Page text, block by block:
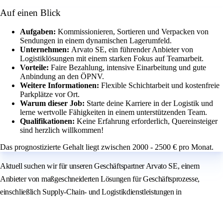
Auf einen Blick
Aufgaben: Kommissionieren, Sortieren und Verpacken von
Sendungen in einem dynamischen Lagerumfeld.
Unternehmen: Arvato SE, ein führender Anbieter von
Logistiklösungen mit einem starken Fokus auf Teamarbeit.
Vorteile: Faire Bezahlung, intensive Einarbeitung und gute
Anbindung an den ÖPNV.
Weitere Informationen: Flexible Schichtarbeit und kostenfreie
Parkplätze vor Ort.
Warum dieser Job: Starte deine Karriere in der Logistik und
lerne wertvolle Fähigkeiten in einem unterstützenden Team.
Qualifikationen: Keine Erfahrung erforderlich, Quereinsteiger
sind herzlich willkommen!
Das prognostizierte Gehalt liegt zwischen 2000 - 2500 € pro Monat.
Aktuell suchen wir für unseren Geschäftspartner Arvato SE, einem
Anbieter von maßgeschneiderten Lösungen für Geschäftsprozesse,
einschließlich Supply-Chain- und Logistikdienstleistungen in